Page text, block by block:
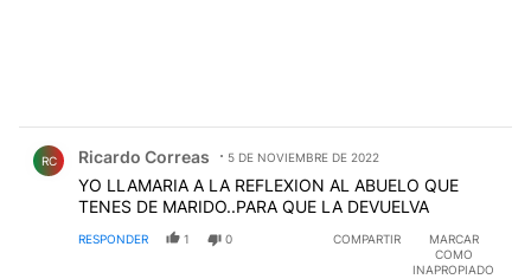
RC Ricardo Correas 5 DE NOVIEMBRE DE 2022
YO LLAMARIA A LA REFLEXION AL ABUELO QUE
TENES DE MARIDO..PARA QUE LA DEVUELVA
RESPONDER 1 0 COMPARTIR
MARCAR
COMO
INAPROPIADO